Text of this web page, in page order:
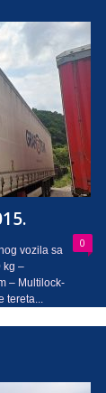
0
vozila sa
kg –
– Multilock-